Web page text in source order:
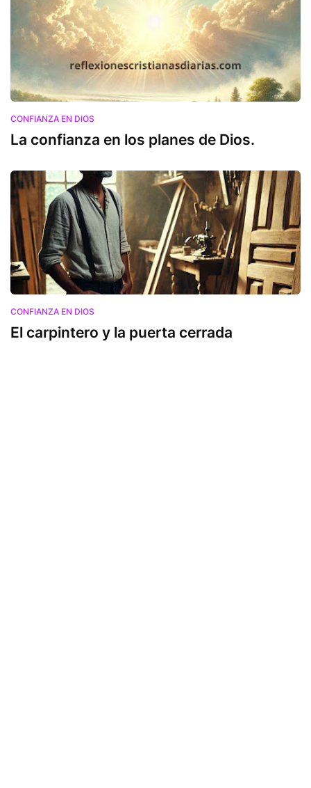
CONFIANZA EN DIOS
La confianza en los planes de Dios.
CONFIANZA EN DIOS
El carpintero y la puerta cerrada